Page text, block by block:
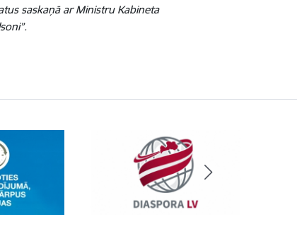
saskaņā ar Ministru Kabineta